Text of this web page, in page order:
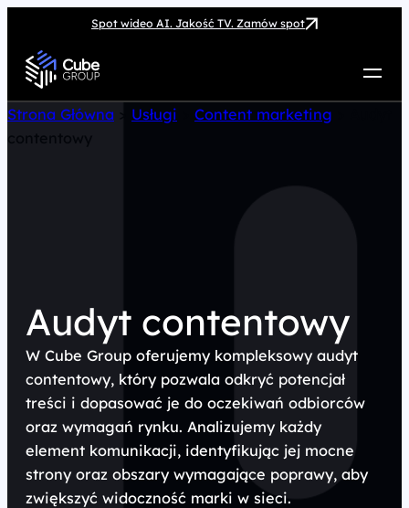
Spot wideo AI. Jakość TV. Zamów spot
Usługi
Strona Główna Usługi Content marketing
Audyt contentowy
W Cube Group oferujemy kompleksowy audyt
contentowy, który pozwala odkryć potencjał
treści i dopasować je do oczekiwań odbiorców
oraz wymagań rynku. Analizujemy każdy
element komunikacji, identyfikując jej mocne
strony oraz obszary wymagające poprawy, aby
zwiększyć widoczność marki w sieci.